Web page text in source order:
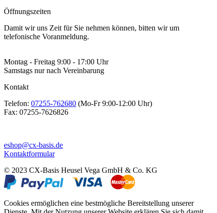
Öffnungszeiten
Damit wir uns Zeit für Sie nehmen können, bitten wir um
telefonische Voranmeldung.
Montag - Freitag 9:00 - 17:00 Uhr
Samstags nur nach Vereinbarung
Kontakt
Telefon: 07255-762680 (Mo-Fr 9:00-12:00 Uhr)
Fax: 07255-7626826
eshop@cx-basis.de
Kontaktformular
© 2023 CX-Basis Heusel Vega GmbH & Co. KG
Cookies ermöglichen eine bestmögliche Bereitstellung unserer